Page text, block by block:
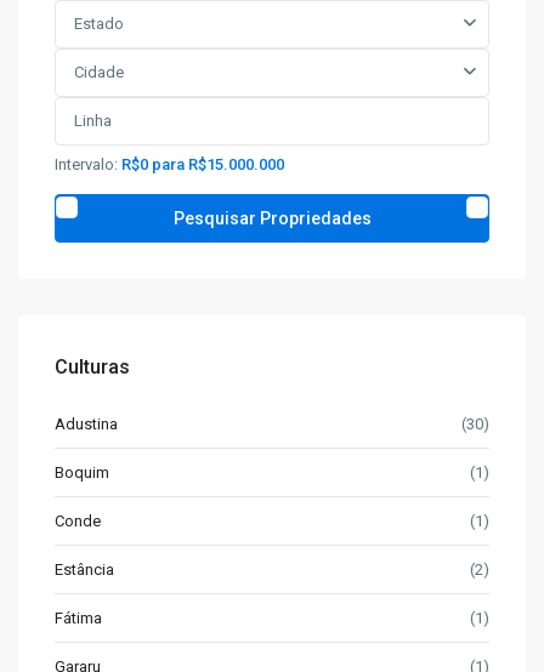
Estado
Cidade
Intervalo: R$0 para R$15.000.000
Culturas
Adustina (30)
Boquim (1)
Conde (1)
Estância (2)
Fátima (1)
Gararu (1)